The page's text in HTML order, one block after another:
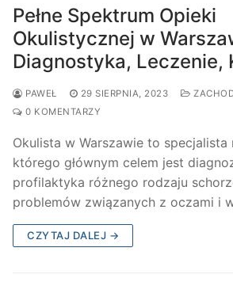
Pełne Spektrum Opieki
Okulistycznej w
Diagnostyka, Leczenie,
PAWEŁ 29 SIERPNIA, 2023
0 KOMENTARZY
Okulista w Warszawie to specjalista
którego głównym celem jest
profilaktyka różnego rodzaju
problemów związanych z oczami i
CZYTAJ DALEJ →